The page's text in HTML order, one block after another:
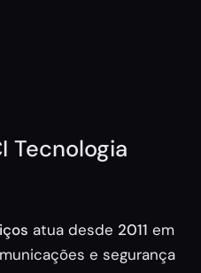
Tecnologia
atua desde 2011 em
e segurança